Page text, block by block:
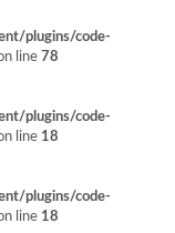
plugins/code-
line 78
plugins/code-
line 18
plugins/code-
line 18